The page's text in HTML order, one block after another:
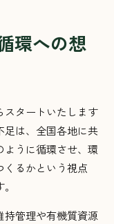
環への想
スタートいたします
足は、全国各地に共
ように循環させ、環
くるかという視点
管理や有機質資源